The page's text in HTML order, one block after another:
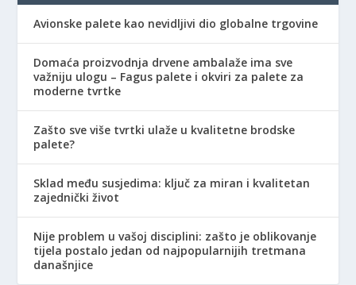
Avionske palete kao nevidljivi dio globalne trgovine
Domaća proizvodnja drvene ambalaže ima sve
važniju ulogu – Fagus palete i okviri za palete za
moderne tvrtke
Zašto sve više tvrtki ulaže u kvalitetne brodske
palete?
Sklad među susjedima: ključ za miran i kvalitetan
zajednički život
Nije problem u vašoj disciplini: zašto je oblikovanje
tijela postalo jedan od najpopularnijih tretmana
današnjice